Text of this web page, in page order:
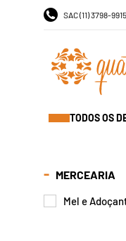
SAC (11) 3798-9915
TODOS OS
MERCEARIA
Mel e